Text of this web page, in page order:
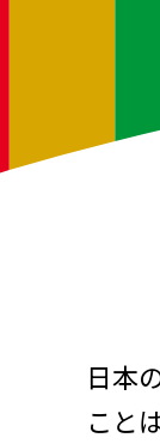
日本
こと